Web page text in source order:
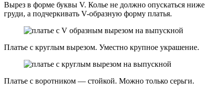
Вырез в форме буквы V. Колье не должно опускаться ниже
груди, а подчеркивать V-образную форму платья.
Платье с круглым вырезом. Уместно крупное украшение.
Платье с воротником — стойкой. Можно только серьги.